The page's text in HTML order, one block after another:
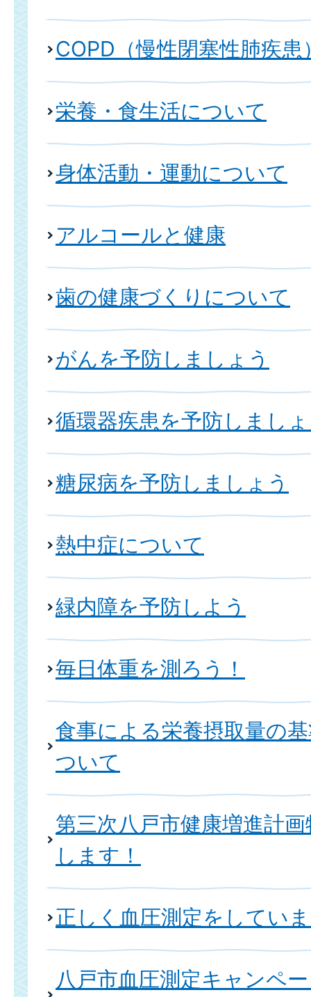
COPD（慢性閉塞性肺疾患
栄養・食生活について
身体活動・運動について
アルコールと健康
歯の健康づくりについて
がんを予防しましょう
循環器疾患を予防しまし
糖尿病を予防しましょう
熱中症について
緑内障を予防しよう
毎日体重を測ろう！
食事による栄養摂取量の
ついて
第三次八戸市健康増進計
します！
正しく血圧測定をしてい
八戸市血圧測定キャンペ